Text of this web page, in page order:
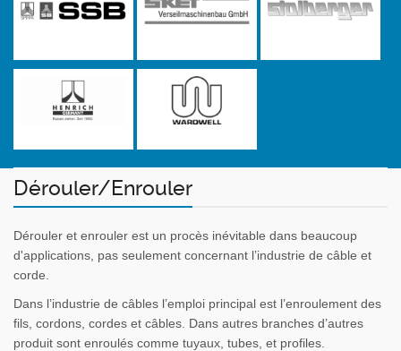
Dérouler/Enrouler
Dérouler et enrouler est un procès inévitable dans beaucoup
d'applications, pas seulement concernant l’industrie de câble et
corde.
Dans l’industrie de câbles l’emploi principal est l’enroulement des
fils, cordons, cordes et câbles. Dans autres branches d’autres
produit sont enroulés comme tuyaux, tubes, et profiles.